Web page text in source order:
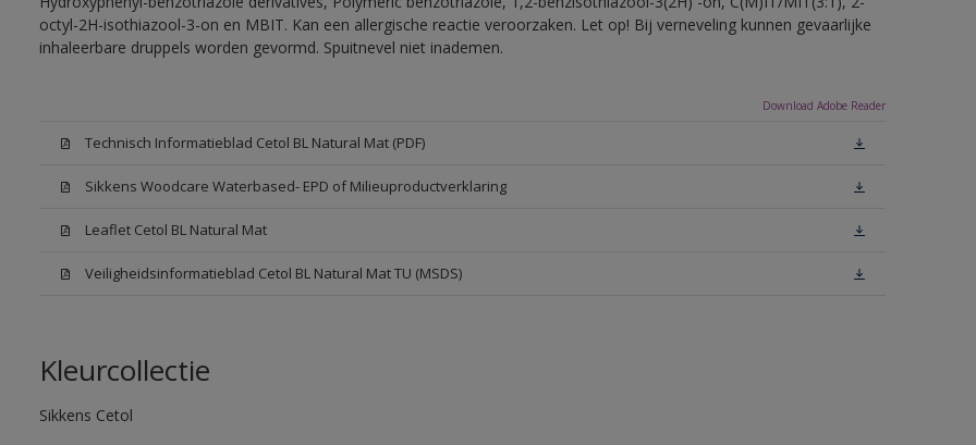
octyl-2H-isothiazool-3-on en MBIT. Kan een allergische reactie veroorzaken. Let op! Bij verneveling kunnen gevaarlijke
inhaleerbare druppels worden gevormd. Spuitnevel niet inademen.
Download Adobe Reader
Technisch Informatieblad Cetol BL Natural Mat (PDF)
Sikkens Woodcare Waterbased- EPD of Milieuproductverklaring
Leaflet Cetol BL Natural Mat
Veiligheidsinformatieblad Cetol BL Natural Mat TU (MSDS)
Kleurcollectie
Sikkens Cetol